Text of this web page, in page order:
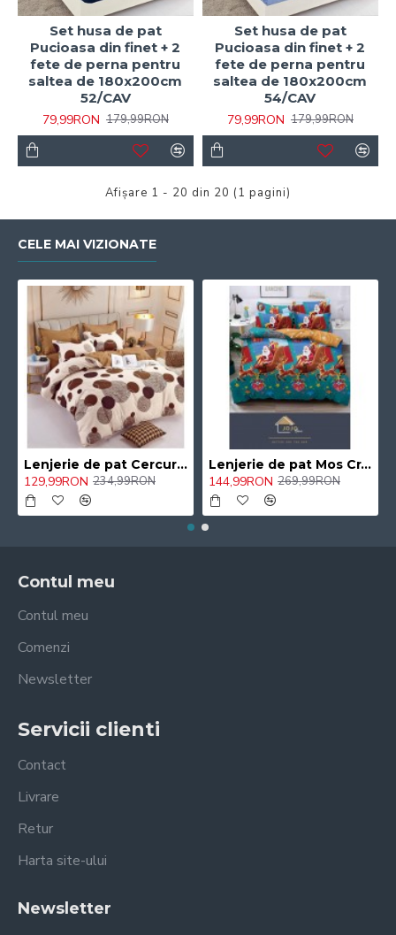
Set husa de pat
Pucioasa din finet + 2
fete de perna pentru
saltea de 180x200cm
52/CAV
79,99RON 179,99RON
Set husa de pat
Pucioasa din finet + 2
fete de perna pentru
saltea de 180x200cm
54/CAV
79,99RON 179,99RON
Afişare 1 - 20 din 20 (1 pagini)
CELE MAI VIZIONATE
Lenjerie de pat Cercuri Color Pucioasa, cearceaf cu Elastic , 6 Piese , bumbac finet ,2 persoane 40/CVD
129,99RON 234,99RON
Lenjerie de pat Mos Craciun cu Saniuta Pucioasa , cearceaf cu Elastic , 6 Piese , bumbac finet ,2 persoane 105/CAV
144,99RON 269,99RON
Contul meu
Contul meu
Comenzi
Newsletter
Servicii clienti
Contact
Livrare
Retur
Harta site-ului
Newsletter